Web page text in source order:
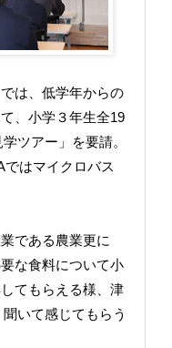
は、低学年からの
、小学３年生全19
ツアー」を要請。
ではマイクロバス
である農業更に
な食料について小
てもらえる様、津
いて感じてもらう